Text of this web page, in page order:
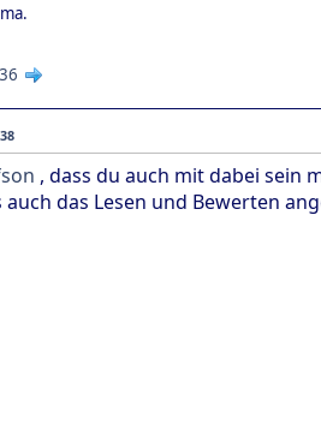
, dass du auch mit dabei sein
auch das Lesen und Bewerten